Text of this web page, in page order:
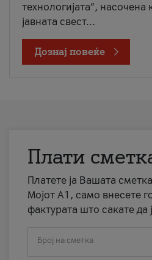
технологијата“,
јавната свест...
Дознај повеќе
Плати
Платете ја Вашата
Мојот А1, само внесете
фактурата што сакате да
Број на сметка